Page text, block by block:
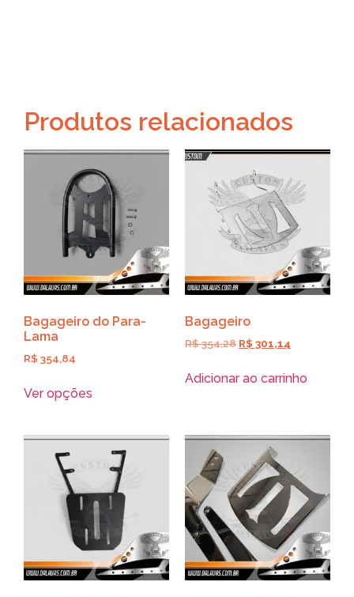
Produtos relacionados
Bagageiro do Para-
Lama
R$ 354,84
Ver opções
Bagageiro
R$354,28 R$ 301,14
Adicionar ao carrinho